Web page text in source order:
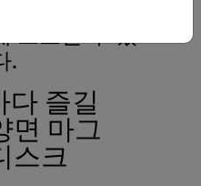
.
다 즐길
면 마그
스크